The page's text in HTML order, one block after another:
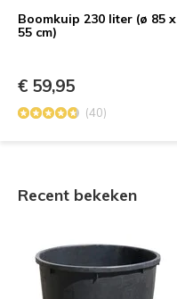
Boomkuip 230 liter (ø 85 x
55 cm)
€ 59,95
(40)
Recent bekeken